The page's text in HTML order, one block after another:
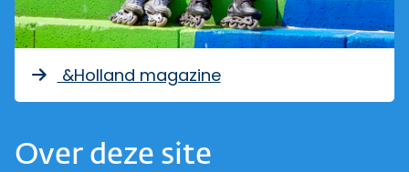
&Holland magazine
Over deze site